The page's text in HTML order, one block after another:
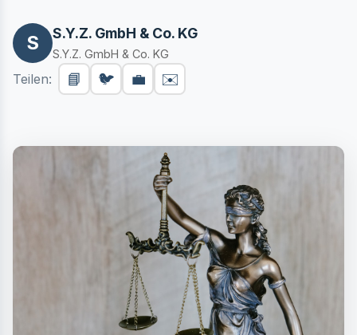
S S.Y.Z. GmbH & Co. KG
S.Y.Z. GmbH & Co. KG
Teilen: 📘 🐦 💼 ✉️